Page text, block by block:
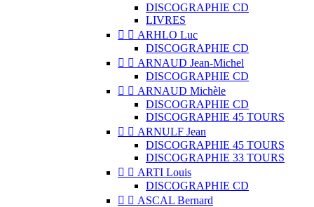
DISCOGRAPHIE CD
LIVRES
  ARHLO Luc
DISCOGRAPHIE CD
  ARNAUD Jean-Michel
DISCOGRAPHIE CD
  ARNAUD Michèle
DISCOGRAPHIE CD
DISCOGRAPHIE 45 TOURS
  ARNULF Jean
DISCOGRAPHIE 45 TOURS
DISCOGRAPHIE 33 TOURS
  ARTI Louis
DISCOGRAPHIE CD
  ASCAL Bernard